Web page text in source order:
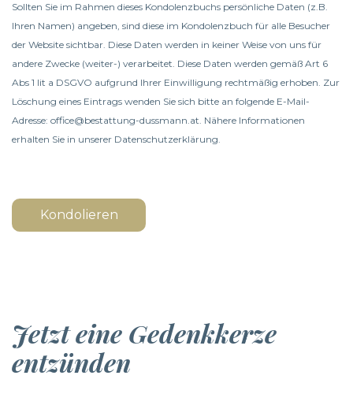
Sollten Sie im Rahmen dieses Kondolenzbuchs persönliche Daten (z.B.
Ihren Namen) angeben, sind diese im Kondolenzbuch für alle Besucher
der Website sichtbar. Diese Daten werden in keiner Weise von uns für
andere Zwecke (weiter-) verarbeitet. Diese Daten werden gemäß Art 6
Abs 1 lit a DSGVO aufgrund Ihrer Einwilligung rechtmäßig erhoben. Zur
Löschung eines Eintrags wenden Sie sich bitte an folgende E-Mail-
Adresse: office@bestattung-dussmann.at. Nähere Informationen
erhalten Sie in unserer Datenschutzerklärung.
Kondolieren
Jetzt eine Gedenkkerze
entzünden